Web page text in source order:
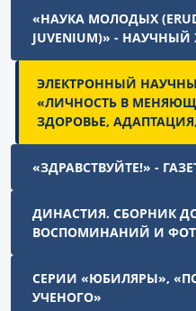
«НАУКА МОЛОДЫХ
JUVENIUM)» -
ЭЛЕКТРОННЫЙ
«ЛИЧНОСТЬ В
ЗДОРОВЬЕ,
«ЗДРАВСТВУЙТЕ!» -
ДИНАСТИЯ. СБОРНИК
ВОСПОМИНАНИЙ И
СЕРИИ «ЮБИЛЯРЫ»,
УЧЕНОГО»